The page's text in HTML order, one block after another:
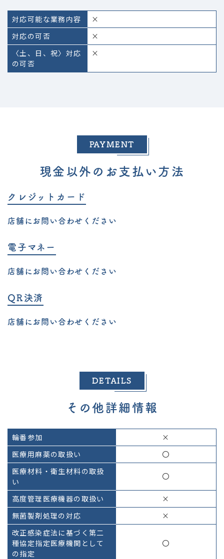
対応可能な業務内容
×
対応の可否
×
〈土、日、祝〉対応
の可否
×
PAYMENT
現金以外のお支払い方法
クレジットカード
店舗にお問い合わせください
電子マネー
店舗にお問い合わせください
QR決済
店舗にお問い合わせください
DETAILS
その他詳細情報
輪番参加
×
医療用麻薬の取扱い
〇
医療材料・衛生材料の取扱
い
〇
高度管理医療機器の取扱い
×
無菌製剤処理の対応
×
改正感染症法に基づく第二
種協定指定医療機関として
の指定
〇